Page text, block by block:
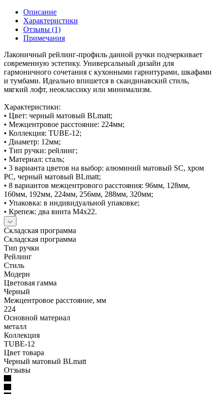
Описание
Характеристики
Отзывы (1)
Примечания
Лаконичный рейлинг-профиль данной ручки подчеркивает
современную эстетику. Универсальный дизайн для
гармоничного сочетания с кухонными гарнитурами, шкафами
и тумбами. Идеально впишется в скандинавский стиль,
мягкий лофт, неоклассику или минимализм.
Характеристики:
• Цвет: черный матовый BLmatt;
• Межцентровое расстояние: 224мм;
• Коллекция: TUBE-12;
• Диаметр: 12мм;
• Тип ручки: рейлинг;
• Материал: сталь;
• 3 варианта цветов на выбор: алюминий матовый SC, хром
PC, черный матовый BLmatt;
• 8 вариантов межцентрового расстояния: 96мм, 128мм,
160мм, 192мм, 224мм, 256мм, 288мм, 320мм;
• Упаковка: в индивидуальной упаковке;
• Крепеж: два винта М4х22.
Складская программа
Складская программа
Тип ручки
Рейлинг
Стиль
Модерн
Цветовая гамма
Черный
Межцентровое расстояние, мм
224
Основной материал
металл
Коллекция
TUBE-12
Цвет товара
Черный матовый BLmatt
Отзывы